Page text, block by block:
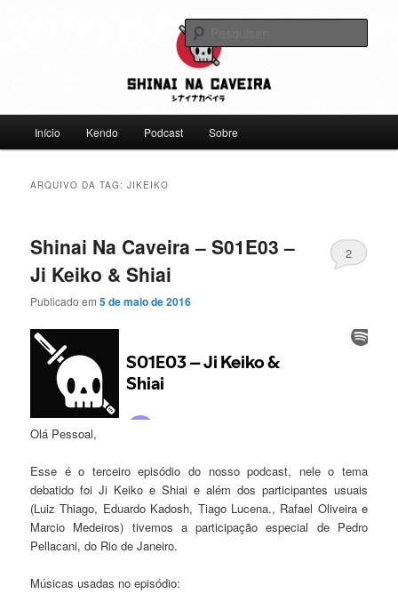
Shinai na Caveira
principal
Início Kendo Podcast Sobre
ARQUIVO DA TAG:JIKEIKO
Shinai Na Caveira – S01E03 –
Ji Keiko & Shiai
Publicado em5 de maio de 2016
2
Olá Pessoal,
Esse é o terceiro episódio do nosso podcast, nele o tema
debatido foi Ji Keiko e Shiai e além dos participantes usuais
(Luiz Thiago, Eduardo Kadosh, Tiago Lucena., Rafael Oliveira e
Marcio Medeiros) tivemos a participação especial de Pedro
Pellacani, do Rio de Janeiro.
Músicas usadas no episódio: